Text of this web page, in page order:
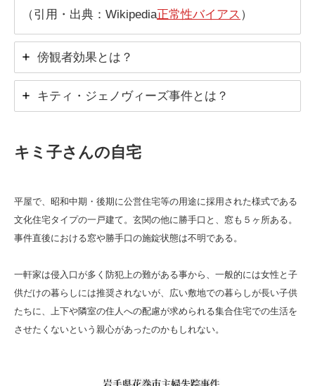
（引用・出典：Wikipedia正常性バイアス ）
傍観者効果とは？
キティ・ジェノヴィーズ事件とは？
キミ子さんの自宅
平屋で、昭和中期・後期に公営住宅等の用途に採用された様式である
文化住宅タイプの一戸建て。玄関の他に勝手口と、窓も５ヶ所ある。
事件直後における窓や勝手口の施錠状態は不明である。
一軒家は侵入口が多く防犯上の難がある事から、一般的には女性と子
供だけの暮らしには推奨されないが、広い敷地での暮らしが長い子供
たちに、上下や隣室の住人への配慮が求められる集合住宅での生活を
させたくないという親心があったのかもしれない。